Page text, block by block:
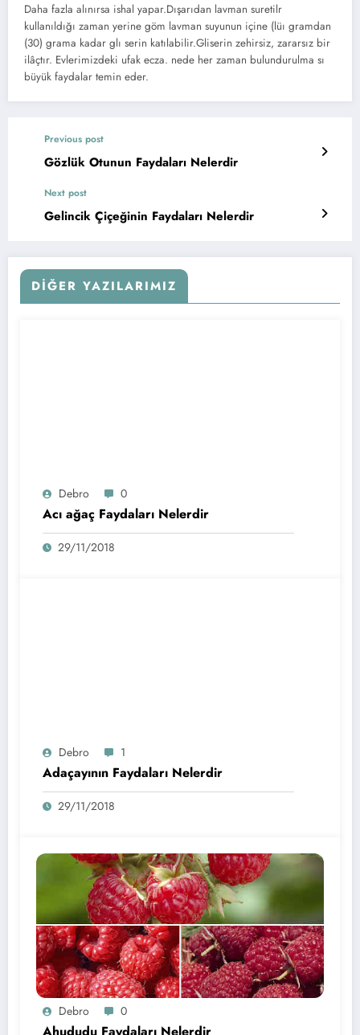
Daha fazla alınırsa ishal yapar.Dışarıdan lavman suretilr
kullanıldığı zaman yerine göm lavman suyunun içine (lüı gramdan
(30) grama kadar glı serin katılabilir.Gliserin zehirsiz, zararsız bir
ilâçtır. Evlerimizdeki ufak ecza. nede her zaman bulundurulma sı
büyük faydalar temin eder.
Previous post
Gözlük Otunun Faydaları Nelerdir
Next post
Gelincik Çiçeğinin Faydaları Nelerdir
DIĞER YAZILARIMIZ
Debro 0
Acı ağaç Faydaları Nelerdir
29/11/2018
Debro 1
Adaçayının Faydaları Nelerdir
29/11/2018
Debro 0
Ahududu Faydaları Nelerdir